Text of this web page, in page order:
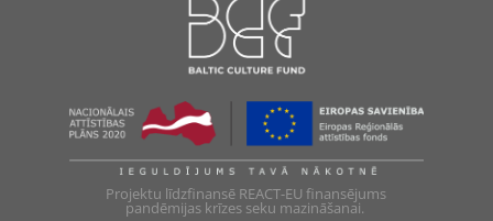
Projektu līdzfinansē REACT-EU finansējums
pandēmijas krīzes seku mazināšanai.